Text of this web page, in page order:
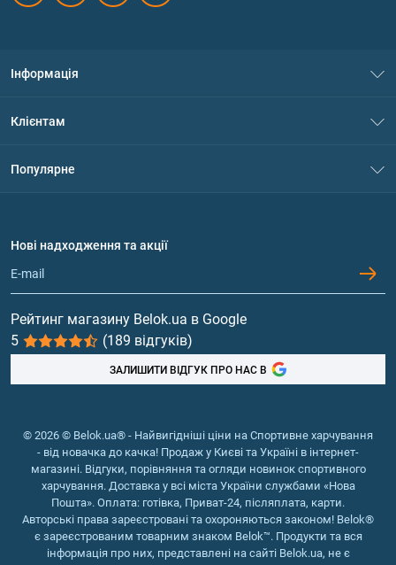
Інформація
Політика конфіденційності
Обмін та повернення
Клієнтам
Популярне
Протеїн
Гейнери
Вітаміни та мінерали
Риб'ячий жир, жирні кислоти
Нові надходження та акції
Рейтинг магазину Belok.ua в Google
5
(189 відгуків)
ЗАЛИШИТИ ВІДГУК ПРО НАС В
© 2026 © Belok.ua® - Найвигідніші ціни на Спортивне харчування
- від новачка до качка! Продаж у Києві та Україні в інтернет-
магазині. Відгуки, порівняння та огляди новинок спортивного
харчування. Доставка у всі міста України службами «Нова
Пошта». Оплата: готівка, Приват-24, післяплата, карти.
Авторські права зареєстровані та охороняються законом! Belok®
є зареєстрованим товарним знаком Belok™. Продукти та вся
інформація про них, представлені на сайті Belok.ua, не є